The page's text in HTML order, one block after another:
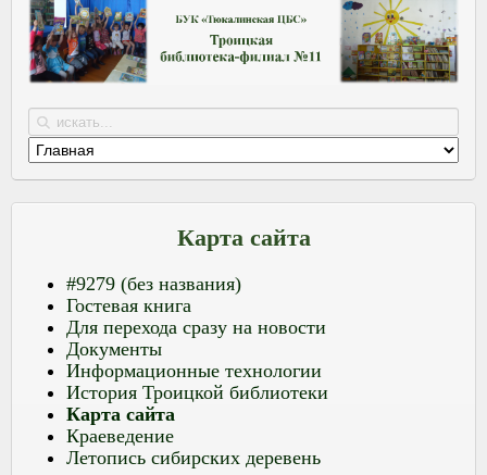
Карта сайта
#9279 (без названия)
Гостевая книга
Для перехода сразу на новости
Документы
Информационные технологии
История Троицкой библиотеки
Карта сайта
Краеведение
Летопись сибирских деревень